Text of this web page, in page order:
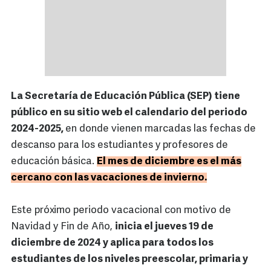
La Secretaría de Educación Pública (SEP) tiene
público en su sitio web el calendario del periodo
2024-2025, en donde vienen marcadas las fechas de
descanso para los estudiantes y profesores de
educación básica. El mes de diciembre es el más
cercano con las vacaciones de invierno.
Este próximo periodo vacacional con motivo de
Navidad y Fin de Año, inicia el jueves 19 de
diciembre de 2024 y aplica para todos los
estudiantes de los niveles preescolar, primaria y